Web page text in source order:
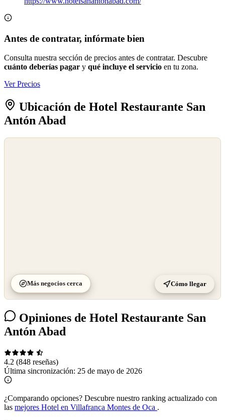
Antes de contratar, infórmate bien
Consulta nuestra sección de precios antes de contratar. Descubre
cuánto deberías pagar y qué incluye el servicio en tu zona.
Ver Precios
Ubicación de Hotel Restaurante San
Antón Abad
Más negocios cerca Cómo llegar
Opiniones de Hotel Restaurante San
Antón Abad
4.2 (848 reseñas)
Última sincronización: 25 de mayo de 2026
¿Comparando opciones? Descubre nuestro ranking actualizado con
las mejores Hotel en Villafranca Montes de Oca .